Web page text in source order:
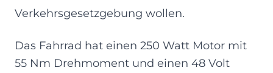
Verkehrsgesetzgebung wollen.
Das Fahrrad hat einen 250 Watt Motor mit
55 Nm Drehmoment und einen 48 Volt